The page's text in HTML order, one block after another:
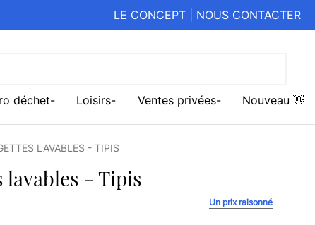
LE CONCEPT NOUS CONTACTER
déchet Loisirs Ventes privées Nouveau 👋
LAVABLES - TIPIS
lavables - Tipis
Un prix raisonné